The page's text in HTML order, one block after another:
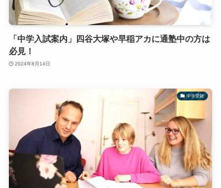
「中学入試案内」四谷大塚や早稲アカに通塾中の方は
必見！
2024年8月14日
中学受験